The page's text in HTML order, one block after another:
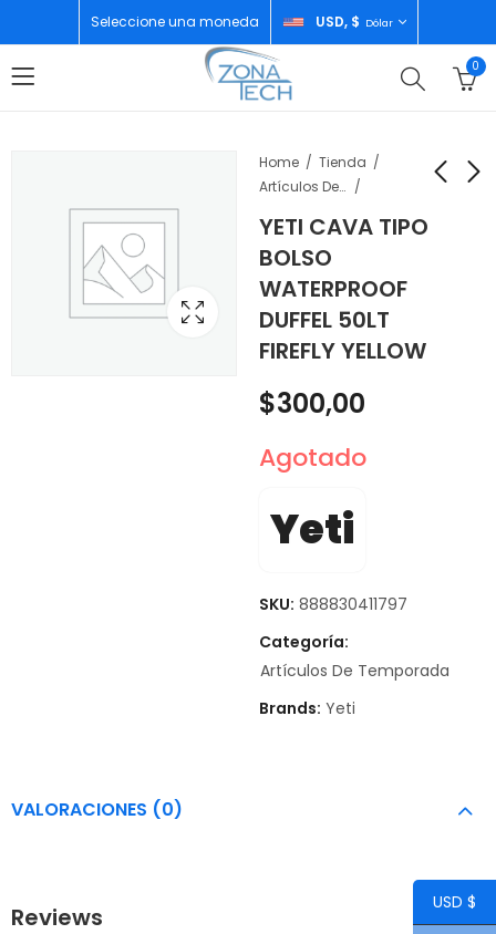
Seleccione una moneda USD, $ Dólar
0
Home
Tienda
Artículos De Temporada
YETI CAVA TIPO
BOLSO
WATERPROOF
DUFFEL 50LT
FIREFLY YELLOW
BOLSO HOPPER
BACKPACK COOLER
24QTU POWER PINK
M12
$290,00
MS BIG SKY BLUE
$ 30,00
$300,00
Agotado
Yeti
SKU: 888830411797
Categoría:
Artículos De Temporada
Brands: Yeti
VALORACIONES (0)
Reviews
USD $